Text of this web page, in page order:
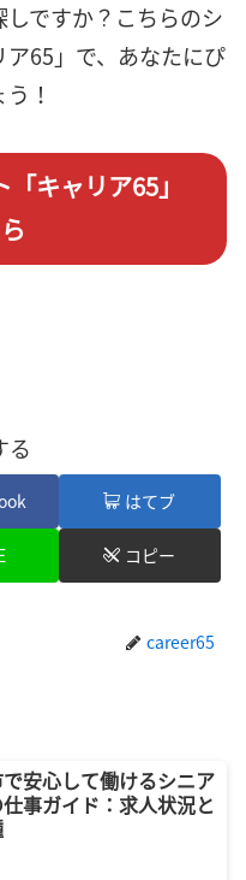
ですか？こちらのシ
65」で、あなたにぴ
！
キャリア65」
る
はてブ
コピー
career65
安心して働けるシニア
事ガイド：求人状況と